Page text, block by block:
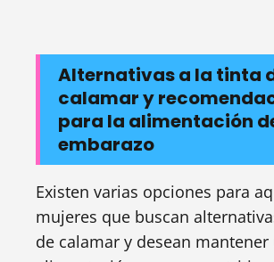
Alternativas a la tinta
calamar y
para la alimentación
embarazo
Existen varias opciones para
mujeres que buscan
de calamar y desean mantener